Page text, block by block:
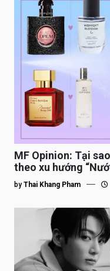
MF Opinion: Tại
theo xu hướng
by Thai Khang Pham